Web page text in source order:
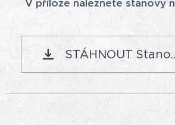
V příloze naleznete stanovy
STÁHNOUT